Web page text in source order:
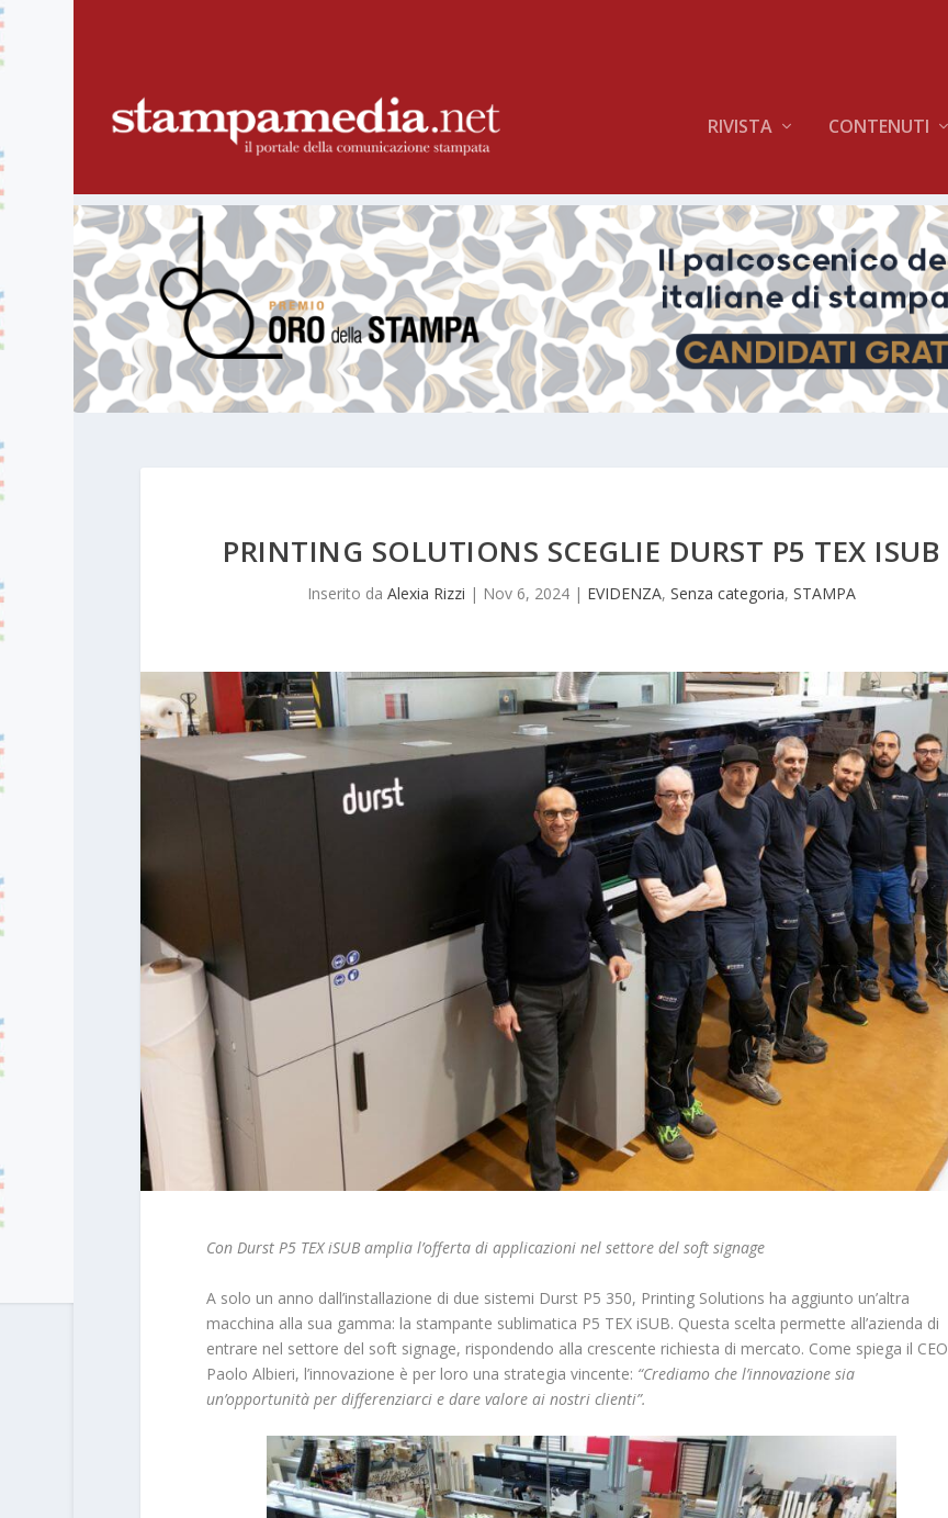
RIVISTA CONTENUTI
PRINTING SOLUTIONS SCEGLIE DURST P5 TEX ISUB
Inserito da Alexia Rizzi | Nov 6, 2024| EVIDENZA, Senza categoria, STAMPA
Con Durst P5 TEX iSUB amplia l’offerta di applicazioni nel settore del soft signage
A solo un anno dall’installazione di due sistemi Durst P5 350, Printing Solutions ha aggiunto un’altra
macchina alla sua gamma: la stampante sublimatica P5 TEX iSUB. Questa scelta permette all’azienda di
entrare nel settore del soft signage, rispondendo alla crescente richiesta di mercato. Come spiega il CEO
Paolo Albieri, l’innovazione è per loro una strategia vincente: “Crediamo che l’innovazione sia
un’opportunità per differenziarci e dare valore ai nostri clienti”.